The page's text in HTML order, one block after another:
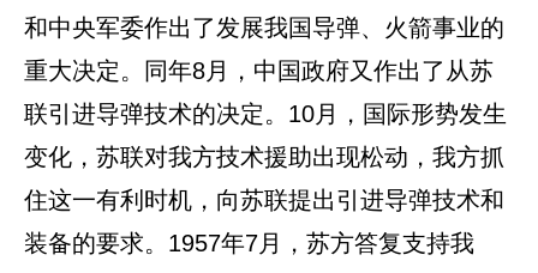
和中央军委作出了发展我国导弹、火箭事业的
重大决定。同年8月，中国政府又作出了从苏
联引进导弹技术的决定。10月，国际形势发生
变化，苏联对我方技术援助出现松动，我方抓
住这一有利时机，向苏联提出引进导弹技术和
装备的要求。1957年7月，苏方答复支持我